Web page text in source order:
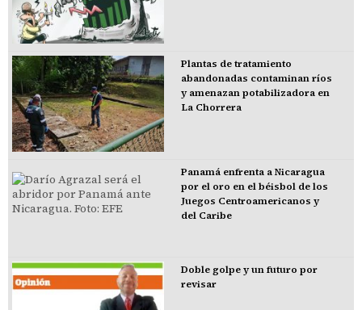
Plantas de tratamiento
abandonadas contaminan ríos
y amenazan potabilizadora en
La Chorrera
Panamá enfrenta a Nicaragua
por el oro en el béisbol de los
Juegos Centroamericanos y
del Caribe
Doble golpe y un futuro por
revisar